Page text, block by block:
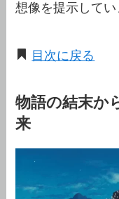
想像を提示してい
目次に戻る
物語の結末か
来